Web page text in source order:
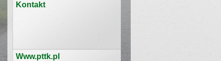
Kontakt
Www.pttk.pl